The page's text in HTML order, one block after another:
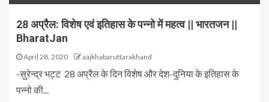
28 अप्रैल: विशेष एवं इतिहास के पन्नो में महत्व || भारतजन ||
BharatJan
April 28, 2020 aajkhabaruttarakhand
-सुरेन्द्र भट्ट 28 अप्रैल के दिन विशेष और देश-दुनिया के इतिहास के
पन्नो की...